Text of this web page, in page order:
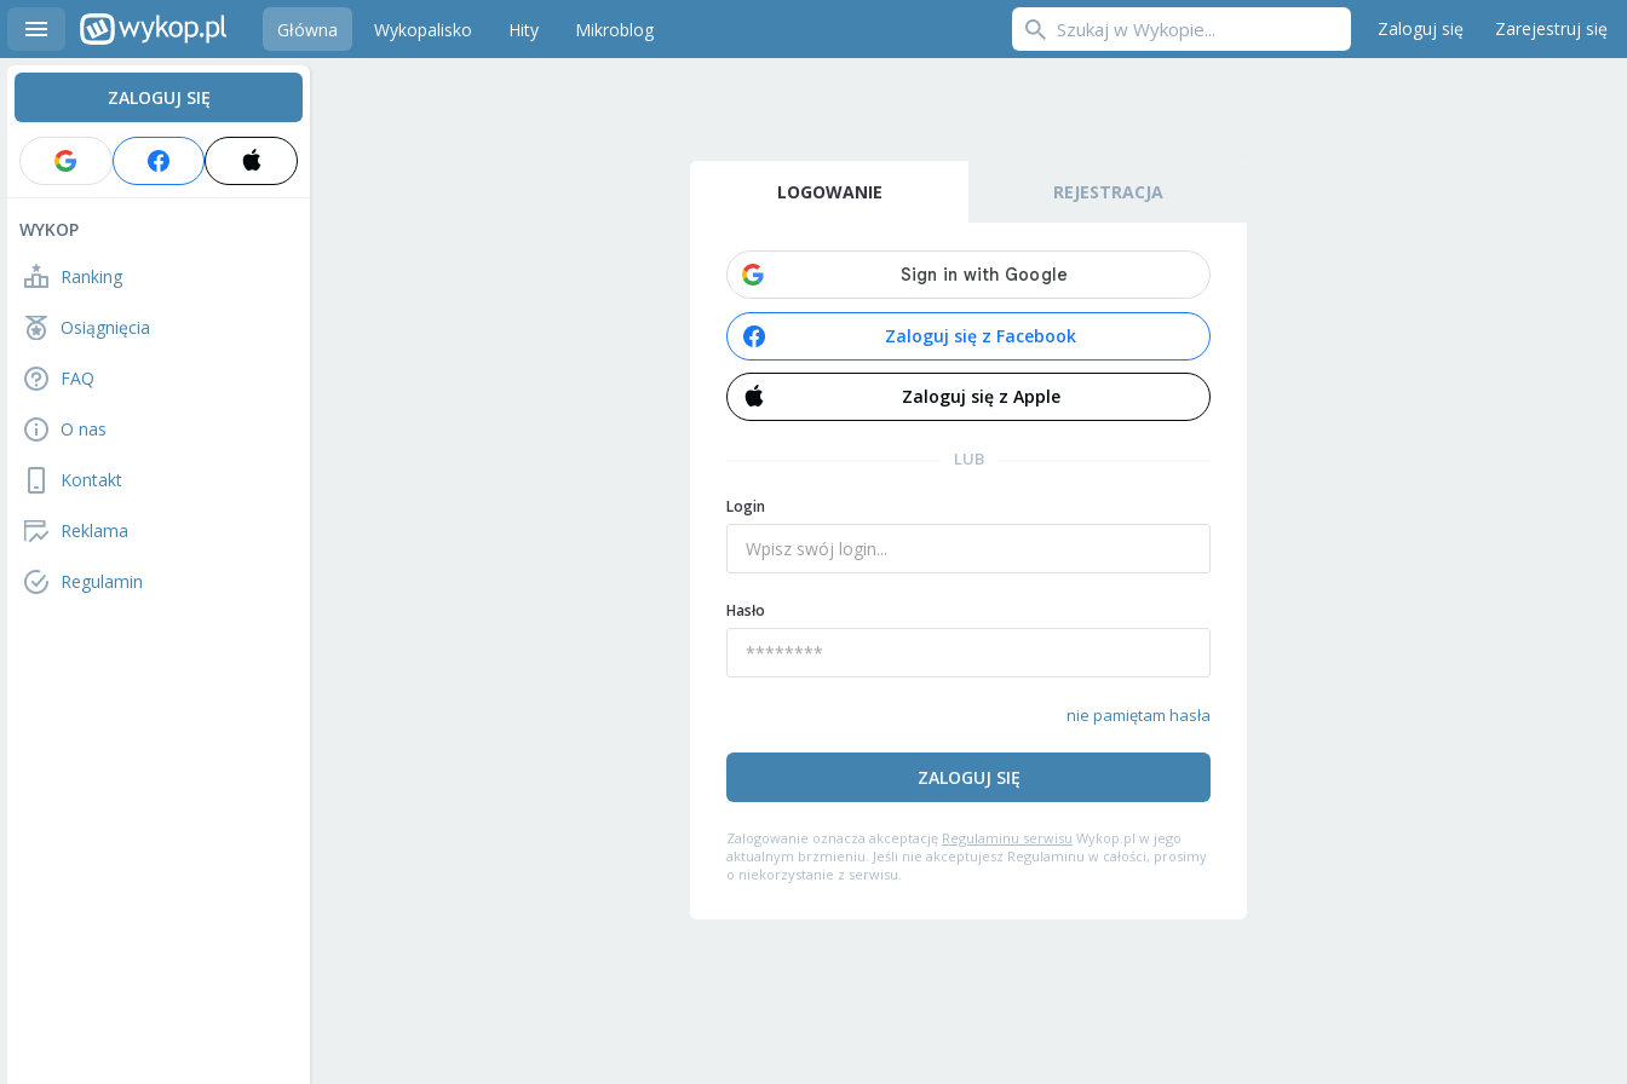
Główna Wykopalisko Hity Mikroblog Zaloguj się Zarejestruj się
ZALOGUJ SIĘ
WYKOP
Ranking
Osiągnięcia
FAQ
O nas
Kontakt
Reklama
Regulamin
LOGOWANIE REJESTRACJA
Zaloguj się z Facebook
Zaloguj się z Apple
LUB
Login
Hasło
nie pamiętam hasła
ZALOGUJ SIĘ
Zalogowanie oznacza akceptację Regulaminu serwisu Wykop.pl w jego
aktualnym brzmieniu. Jeśli nie akceptujesz Regulaminu w całości, prosimy
o niekorzystanie z serwisu.